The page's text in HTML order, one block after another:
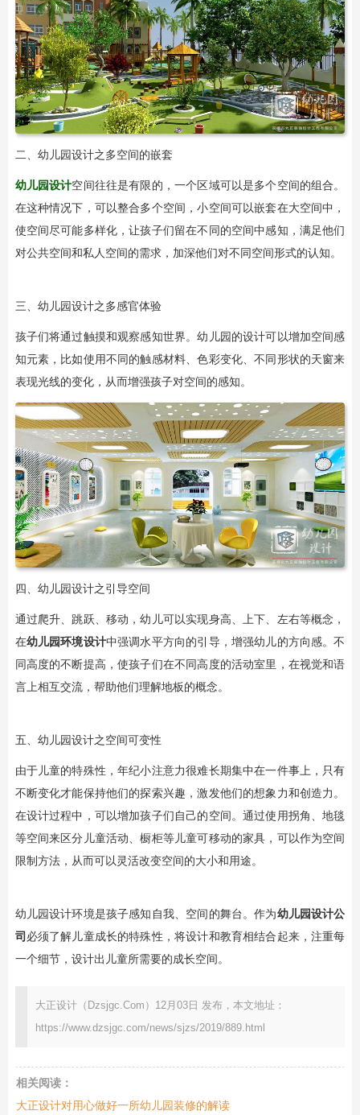
二、幼儿园设计之多空间的嵌套
幼儿园设计空间往往是有限的，一个区域可以是多个空间的组合。
在这种情况下，可以整合多个空间，小空间可以嵌套在大空间中，
使空间尽可能多样化，让孩子们留在不同的空间中感知，满足他们
对公共空间和私人空间的需求，加深他们对不同空间形式的认知。
三、幼儿园设计之多感官体验
孩子们将通过触摸和观察感知世界。幼儿园的设计可以增加空间感
知元素，比如使用不同的触感材料、色彩变化、不同形状的天窗来
表现光线的变化，从而增强孩子对空间的感知。
四、幼儿园设计之引导空间
通过爬升、跳跃、移动，幼儿可以实现身高、上下、左右等概念，
在幼儿园环境设计中强调水平方向的引导，增强幼儿的方向感。不
同高度的不断提高，使孩子们在不同高度的活动室里，在视觉和语
言上相互交流，帮助他们理解地板的概念。
五、幼儿园设计之空间可变性
由于儿童的特殊性，年纪小注意力很难长期集中在一件事上，只有
不断变化才能保持他们的探索兴趣，激发他们的想象力和创造力。
在设计过程中，可以增加孩子们自己的空间。通过使用拐角、地毯
等空间来区分儿童活动、橱柜等儿童可移动的家具，可以作为空间
限制方法，从而可以灵活改变空间的大小和用途。
幼儿园设计环境是孩子感知自我、空间的舞台。作为幼儿园设计公
司 必须了解儿童成长的特殊性，将设计和教育相结合起来，注重每
一个细节，设计出儿童所需要的成长空间。
大正设计（Dzsjgc.Com）12月03日 发布，本文地址：
https://www.dzsjgc.com/news/sjzs/2019/889.html
相关阅读：
大正设计对用心做好一所幼儿园装修的解读